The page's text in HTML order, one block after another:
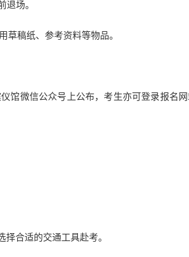
场。
稿纸、参考资料等物品。
微信公众号上公布，考生亦可登录报名
合适的交通工具赴考。